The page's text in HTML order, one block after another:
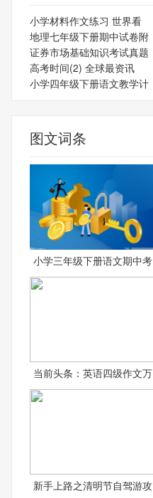
小学材料作文练习 世界看
地理七年级下册期中试卷附
证券市场基础知识考试真题
高考时间(2) 全球最资讯
小学四年级下册语文教学计
图文词条
小学三年级下册语文期中考
当前头条：英语四级作文万
新手上路之清明节自驾游攻